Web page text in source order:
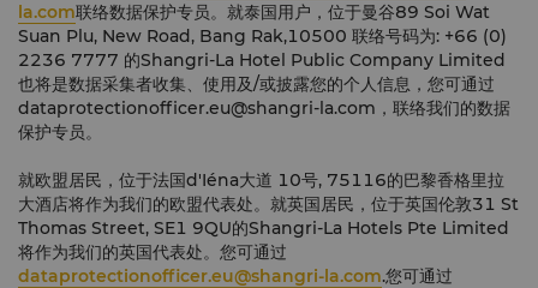
la.com联络数据保护专员。就泰国用户，位于曼谷89 Soi Wat
Suan Plu, New Road, Bang Rak,10500 联络号码为: +66 (0)
2236 7777 的Shangri-La Hotel Public Company Limited
也将是数据采集者收集、使用及/或披露您的个人信息，您可通过
dataprotectionofficer.eu@shangri-la.com ，联络我们的数据
保护专员。
就欧盟居民，位于法国d'Iéna大道 10号, 75116的巴黎香格里拉
大酒店将作为我们的欧盟代表处。就英国居民，位于英国伦敦31 St
Thomas Street, SE1 9QU的Shangri-La Hotels Pte Limited
将作为我们的英国代表处。您可通过
dataprotectionofficer.eu@shangri-la.com.您可通过